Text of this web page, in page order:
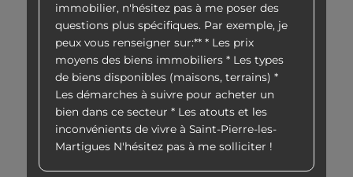
immobilier, n'hésitez pas à me poser des
questions plus spécifiques. Par exemple, je
peux vous renseigner sur:** * Les prix
moyens des biens immobiliers * Les types
de biens disponibles (maisons, terrains) *
Les démarches à suivre pour acheter un
bien dans ce secteur * Les atouts et les
inconvénients de vivre à Saint-Pierre-les-
Martigues N'hésitez pas à me solliciter !